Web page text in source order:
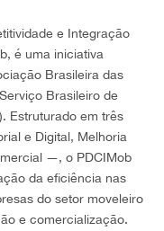
e Integração
é uma iniciativa
Brasileira das
Brasileiro de
Estruturado em três
e Digital, Melhoria
—, o PDCIMob
da eficiência nas
do setor moveleiro
e comercialização.